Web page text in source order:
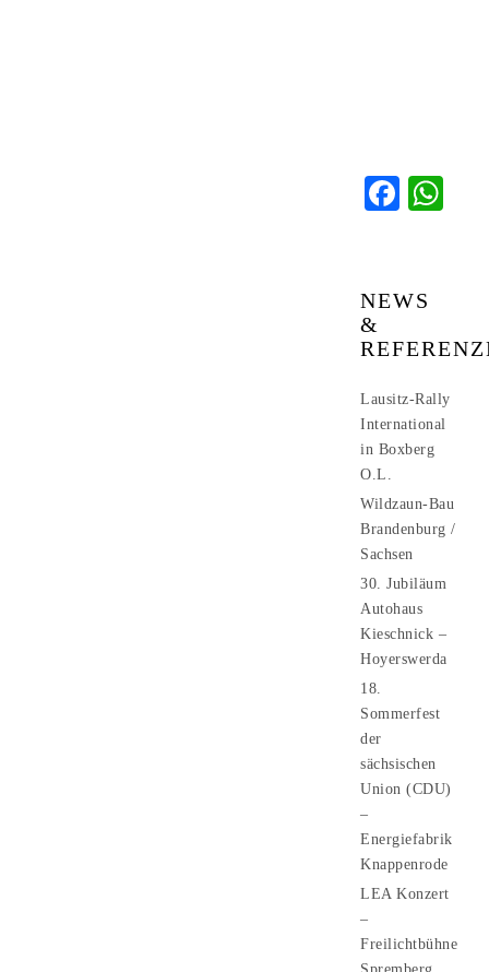
NEWS
&
Lausitz-Rally
International
in Boxberg
O.L.
Wildzaun-Bau
Brandenburg /
Sachsen
30. Jubiläum
Autohaus
Kieschnick –
Hoyerswerda
18.
Sommerfest
der
sächsischen
Union (CDU)
–
Energiefabrik
Knappenrode
LEA Konzert
–
Freilichtbühne